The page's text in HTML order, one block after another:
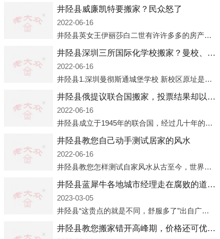
井陉县威廉凯特要搬家？民众怒了
2022-06-16
井陉县英女王伊丽莎白二世有许许多多的房产，遍布英国各地。而作为英女王的亲孙子、未来的英国国王，威廉王子自然也能享受到女王的房产。目前，威廉凯特以及三个孩子有两个经常居住的地点，一处是位于伦敦的肯辛顿宫，一处
井陉县深圳三所国际化学校搬家？曼校、QSI、南山中英文搬走了
2022-06-16
井陉县1.深圳曼彻斯通城堡学校 新校区原址是蛇口国际据悉，此次曼彻斯通城堡学校搬迁到蛇口新校区的开办与蛇口外籍人员子女学校（蛇口国际）有很大的关联。2021年，太子湾实验部就宣布在2022年正式并入蛇口外籍
井陉县俄提议联合国搬家，投票结果却以惨败收场
2022-06-16
井陉县成立于1945年的联合国，经过几十年的发展，如今拥有193个成员国。拥有如此众多会员国的联合国，可以说是世界上最具代表性的国际组织，也是世界上分量最重、有着较高话语权的国际组织。但以美国为首的西方国家
井陉县教您自己动手测试居家的风水
2022-06-16
井陉县教您怎样测试自家风水从古至今，世界各地的人们都在研究人在乾坤中的位置以及它们所形成的关系。通过探究季节转换、星象变化，并且在所观测到的自然规律的指导下，人们开始认识到居住在不同住宅中的人，其一生中的财
井陉县蓝犀牛各地城市经理走在腐败的道路上
2023-03-05
井陉县“这贵点的就是不同，舒服多了”出自广州运营邓经理的口中。2023年开年刚出来，三个司机（加盟蓝犀牛的个人队伍）便请广州经理去佛山娱乐场所大消费了一次，据知悉一晚消费达一万多，由三人平摊费用，燃鹅这样的
井陉县教您搬家错开高峰期，价格还可优惠！